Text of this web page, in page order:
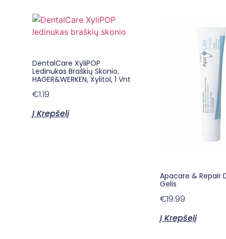
DentalCare XyliPOP
Ledinukas Braškių Skonio,
HAGER&WERKEN, Xylitol, 1 Vnt
€1.19
Į Krepšelį
Apacare & Repair
Gelis
€19.99
Į Krepšelį